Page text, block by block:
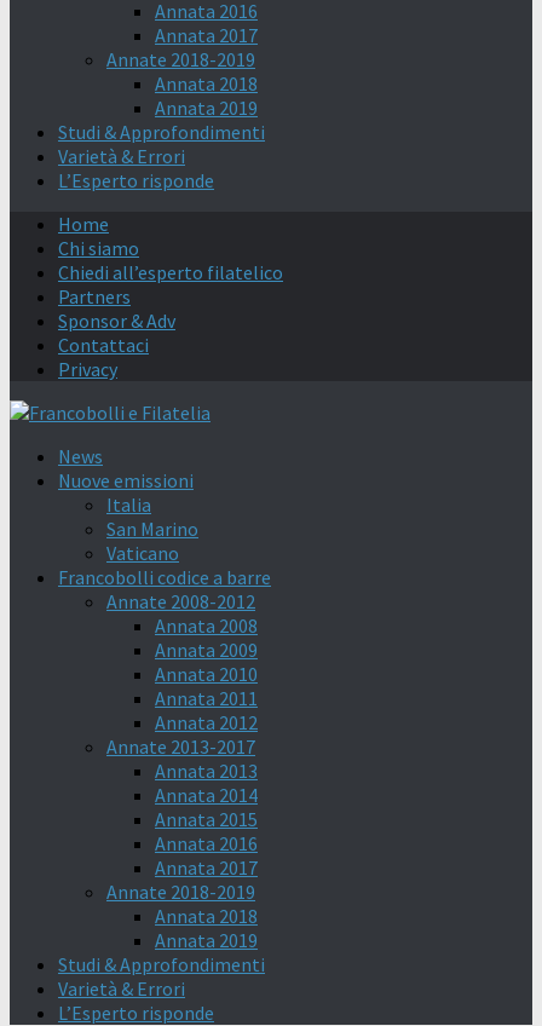
Annata 2016
Annata 2017
Annate 2018-2019
Annata 2018
Annata 2019
Studi & Approfondimenti
Varietà & Errori
L’Esperto risponde
Home
Chi siamo
Chiedi all’esperto filatelico
Partners
Sponsor & Adv
Contattaci
Privacy
News
Nuove emissioni
Italia
San Marino
Vaticano
Francobolli codice a barre
Annate 2008-2012
Annata 2008
Annata 2009
Annata 2010
Annata 2011
Annata 2012
Annate 2013-2017
Annata 2013
Annata 2014
Annata 2015
Annata 2016
Annata 2017
Annate 2018-2019
Annata 2018
Annata 2019
Studi & Approfondimenti
Varietà & Errori
L’Esperto risponde